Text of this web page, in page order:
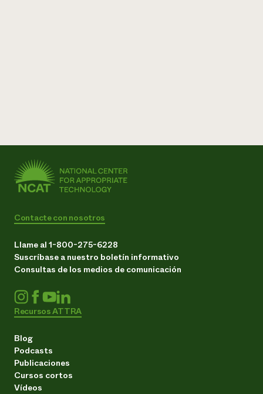
Contacte con nosotros
Llame al 1-800-275-6228
Suscríbase a nuestro boletín informativo
Consultas de los medios de comunicación
Recursos ATTRA
Blog
Podcasts
Publicaciones
Cursos cortos
Vídeos